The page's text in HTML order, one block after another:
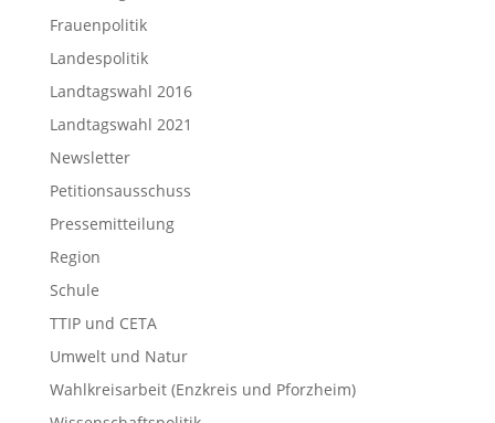
Frauenpolitik
Landespolitik
Landtagswahl 2016
Landtagswahl 2021
Newsletter
Petitionsausschuss
Pressemitteilung
Region
Schule
TTIP und CETA
Umwelt und Natur
Wahlkreisarbeit (Enzkreis und Pforzheim)